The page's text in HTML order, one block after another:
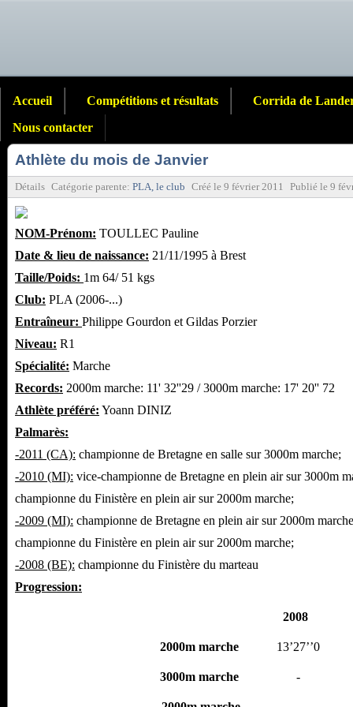
Accueil Compétitions et résultats
Corrida de
Nous contacter
Athlète du mois de Janvier
Détails Catégorie parente: PLA, le club Créé le 9 février 2011 Publié le 9
NOM-Prénom: TOULLEC Pauline
Date & lieu de naissance: 21/11/1995 à Brest
Taille/Poids: 1m 64/ 51 kgs
Club: PLA (2006-...)
Entraîneur: Philippe Gourdon et Gildas Porzier
Niveau: R1
Spécialité: Marche
Records: 2000m marche: 11' 32''29 / 3000m marche: 17' 20'' 72
Athlète préféré: Yoann DINIZ
Palmarès:
-2011 (CA): championne de Bretagne en salle sur 3000m marche;
-2010 (MI): vice-championne de Bretagne en plein air sur 3000m
championne du Finistère en plein air sur 2000m marche;
-2009 (MI): championne de Bretagne en plein air sur 2000m
championne du Finistère en plein air sur 2000m marche;
-2008 (BE): championne du Finistère du marteau
Progression:
2008
2000m marche 13’27’’0
3000m marche -